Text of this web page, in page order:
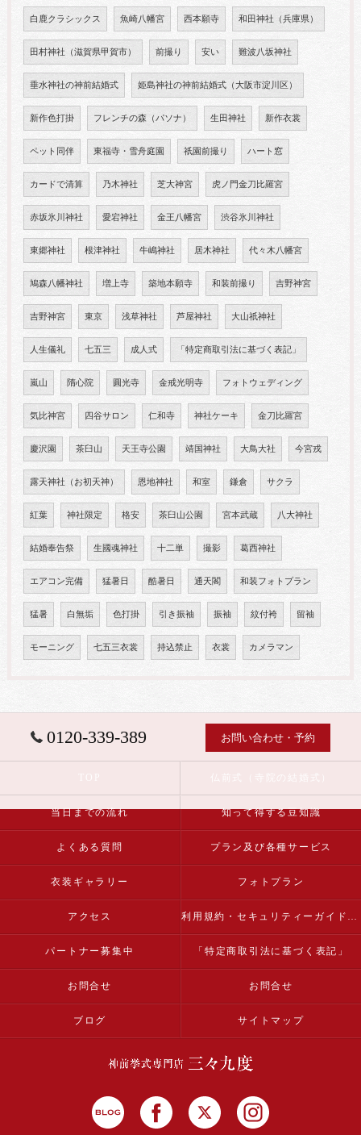
白鹿クラシックス 魚崎八幡宮 西本願寺 和田神社（兵庫県）
田村神社（滋賀県甲賀市） 前撮り 安い 難波八坂神社
垂水神社の神前結婚式 姫島神社の神前結婚式（大阪市淀川区）
新作色打掛 フレンチの森（パソナ） 生田神社 新作衣裳
ペット同伴 東福寺・雪舟庭園 祇園前撮り ハート窓
カードで清算 乃木神社 芝大神宮 虎ノ門金刀比羅宮
赤坂氷川神社 愛宕神社 金王八幡宮 渋谷氷川神社
東郷神社 根津神社 牛嶋神社 居木神社 代々木八幡宮
鳩森八幡神社 増上寺 築地本願寺 和装前撮り 吉野神宮
吉野神宮 東京 浅草神社 芦屋神社 大山祇神社
人生儀礼 七五三 成人式 「特定商取引法に基づく表記」
嵐山 隋心院 圓光寺 金戒光明寺 フォトウェディング
気比神宮 四谷サロン 仁和寺 神社ケーキ 金刀比羅宮
慶沢園 茶臼山 天王寺公園 靖国神社 大鳥大社 今宮戎
露天神社（お初天神） 恩地神社 和室 鎌倉 サクラ
紅葉 神社限定 格安 茶臼山公園 宮本武蔵 八大神社
結婚奉告祭 生國魂神社 十二単 撮影 葛西神社
エアコン完備 猛暑日 酷暑日 通天閣 和装フォトプラン
猛暑 白無垢 色打掛 引き振袖 振袖 紋付袴 留袖
モーニング 七五三衣裳 持込禁止 衣裳 カメラマン
0120-339-389 お問い合わせ・予約
当日までの流れ 知って得する豆知識
よくある質問 プラン及び各種サービス
衣装ギャラリー フォトプラン
アクセス 利用規約・セキュリティーガイドライン
パートナー募集中 「特定商取引法に基づく表記」
お問合せ お問合せ
ブログ サイトマップ